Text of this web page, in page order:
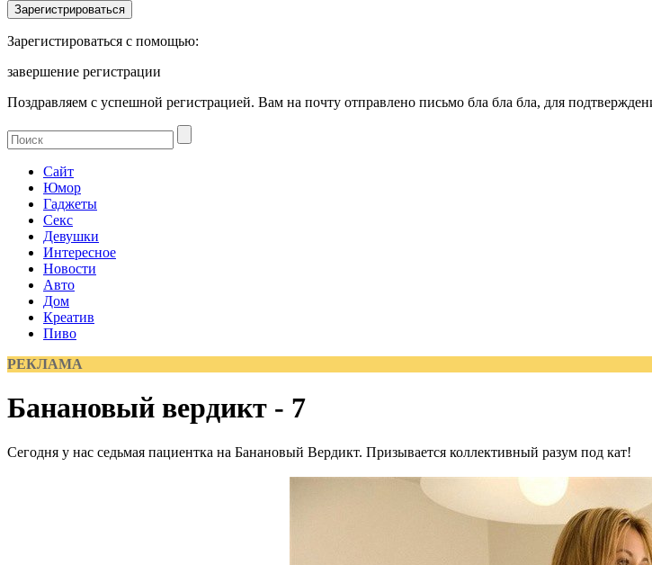
Зарегистироваться с помощью:
завершение регистрации
Поздравляем с успешной регистрацией. Вам на почту отправлено письмо бла бла бла, для
Сайт
Юмор
Гаджеты
Секс
Девушки
Интересное
Новости
Авто
Дом
Креатив
Пиво
РЕКЛАМА
Банановый вердикт - 7
Сегодня у нас седьмая пациентка на Банановый Вердикт. Призывается коллективный разум под кат!